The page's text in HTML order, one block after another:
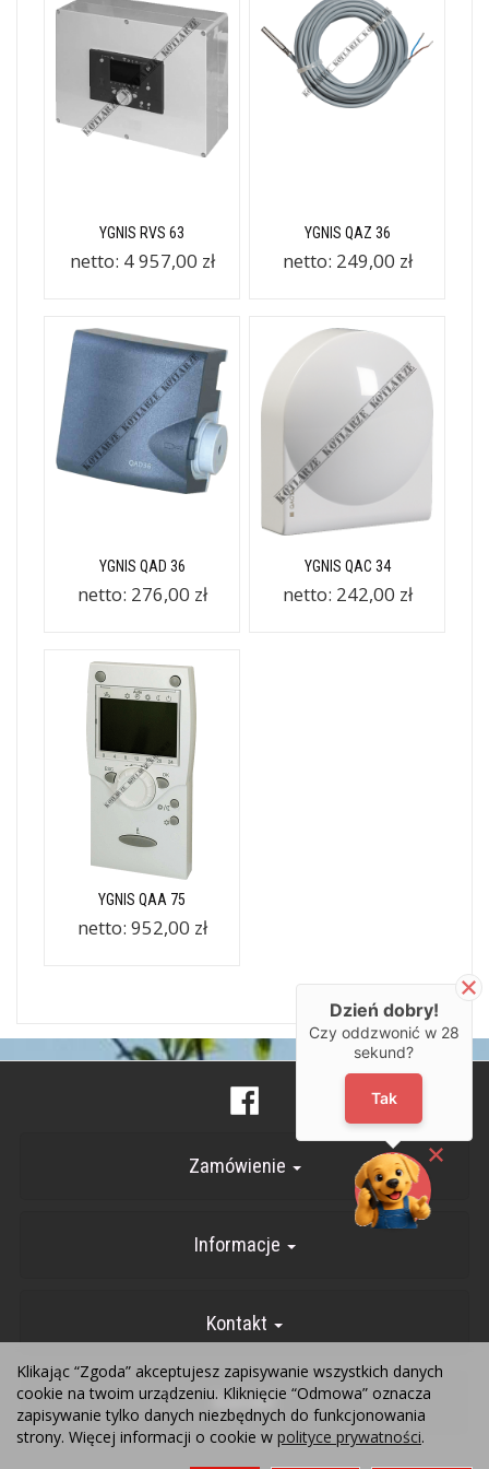
YGNIS RVS 63
netto: 4 957,00 zł
YGNIS QAZ 36
netto: 249,00 zł
YGNIS QAD 36
netto: 276,00 zł
YGNIS QAC 34
netto: 242,00 zł
YGNIS QAA 75
netto: 952,00 zł
Zamówienie
Informacje
Kontakt
Kontakt
Klikając “Zgoda” akceptujesz zapisywanie wszystkich danych
cookie na twoim urządzeniu. Kliknięcie “Odmowa” oznacza
zapisywanie tylko danych niezbędnych do funkcjonowania
strony. Więcej informacji o cookie w polityce prywatności.
Dzień dobry!
Czy oddzwonić w 28
sekund?
Tak